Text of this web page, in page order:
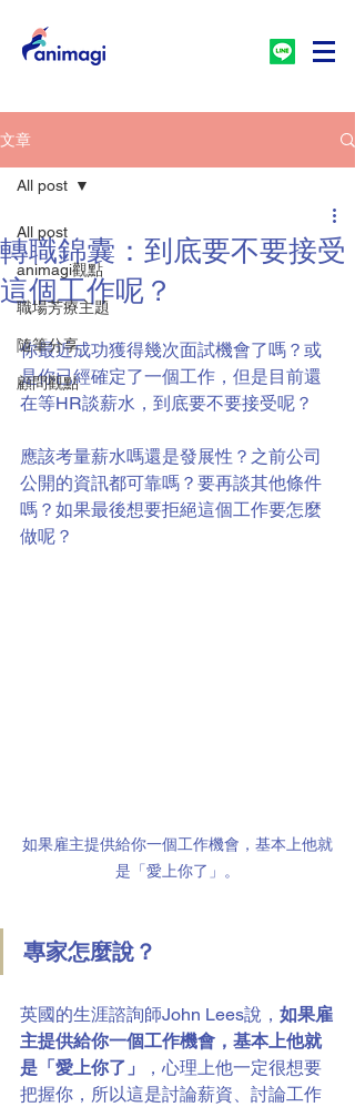
文章
All post
animagi觀點
職場芳療主題
隨筆分享
顧問觀點
All post
轉職錦囊：到底要不要接受
這個工作呢？
你最近成功獲得幾次面試機會了嗎？或
是你已經確定了一個工作，但是目前還
在等HR談薪水，到底要不要接受呢？
應該考量薪水嗎還是發展性？之前公司
公開的資訊都可靠嗎？要再談其他條件
嗎？如果最後想要拒絕這個工作要怎麼
做呢？
如果雇主提供給你一個工作機會，基本上他就
是「愛上你了」。
專家怎麼說？
英國的生涯諮詢師John Lees說， 如果雇
主提供給你一個工作機會，基本上他就
是「愛上你了」
，心理上他一定很想要
把握你，所以這是討論薪資、討論工作